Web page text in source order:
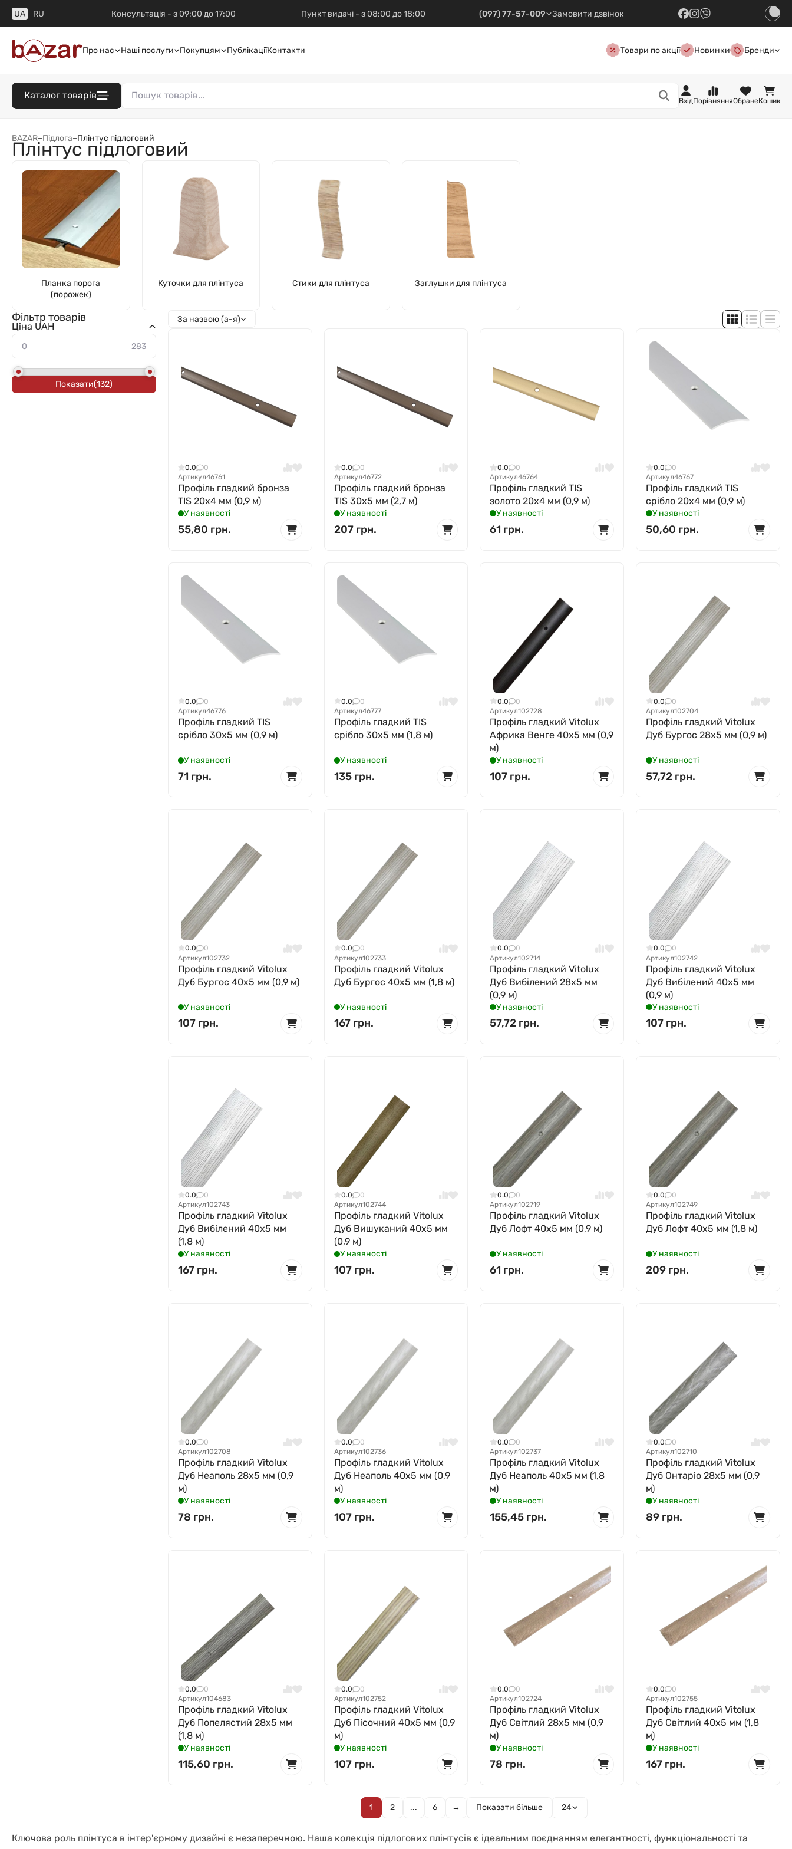
UA RU Консультація - з 09:00 до 17:00 Пункт видачі - з 08:00 до 18:00 (097) 77-57-009 Замовити дзвінок
Про нас Наші послуги Покупцям ПублікаціїКонтакти Товари по акції Новинки Бренди
Каталог товарів
ВхідПорівнянняОбранеКошик
BAZAR–Підлога–Плінтус підлоговий
Плінтус підлоговий
Планка порога
(порожек)
Куточки для плінтуса Стики для плінтуса Заглушки для плінтуса
За назвою (а-я)
0.0
0
Артикул46761
Профіль гладкий бронза
TIS 20x4 мм (0,9 м)
У наявності
55,80 грн.
0.0
0
Артикул46772
Профіль гладкий бронза
TIS 30x5 мм (2,7 м)
У наявності
207 грн.
0.0
0
Артикул46764
Профіль гладкий TIS
золото 20x4 мм (0,9 м)
У наявності
61 грн.
0.0
0
Артикул46767
Профіль гладкий TIS
срібло 20x4 мм (0,9 м)
У наявності
50,60 грн.
0.0
0
Артикул46776
Профіль гладкий TIS
срібло 30x5 мм (0,9 м)
У наявності
71 грн.
0.0
0
Артикул46777
Профіль гладкий TIS
срібло 30x5 мм (1,8 м)
У наявності
135 грн.
0.0
0
Артикул102728
Профіль гладкий Vitolux
Африка Венге 40x5 мм (0,9
м)
У наявності
107 грн.
0.0
0
Артикул102704
Профіль гладкий Vitolux
Дуб Бургос 28x5 мм (0,9 м)
У наявності
57,72 грн.
0.0
0
Артикул102732
Профіль гладкий Vitolux
Дуб Бургос 40x5 мм (0,9 м)
У наявності
107 грн.
0.0
0
Артикул102733
Профіль гладкий Vitolux
Дуб Бургос 40x5 мм (1,8 м)
У наявності
167 грн.
0.0
0
Артикул102714
Профіль гладкий Vitolux
Дуб Вибілений 28x5 мм
(0,9 м)
У наявності
57,72 грн.
0.0
0
Артикул102742
Профіль гладкий Vitolux
Дуб Вибілений 40x5 мм
(0,9 м)
У наявності
107 грн.
0.0
0
Артикул102743
Профіль гладкий Vitolux
Дуб Вибілений 40x5 мм
(1,8 м)
У наявності
167 грн.
0.0
0
Артикул102744
Профіль гладкий Vitolux
Дуб Вишуканий 40x5 мм
(0,9 м)
У наявності
107 грн.
0.0
0
Артикул102719
Профіль гладкий Vitolux
Дуб Лофт 40x5 мм (0,9 м)
У наявності
61 грн.
0.0
0
Артикул102749
Профіль гладкий Vitolux
Дуб Лофт 40x5 мм (1,8 м)
У наявності
209 грн.
0.0
0
Артикул102708
Профіль гладкий Vitolux
Дуб Неаполь 28x5 мм (0,9
м)
У наявності
78 грн.
0.0
0
Артикул102736
Профіль гладкий Vitolux
Дуб Неаполь 40x5 мм (0,9
м)
У наявності
107 грн.
0.0
0
Артикул102737
Профіль гладкий Vitolux
Дуб Неаполь 40x5 мм (1,8
м)
У наявності
155,45 грн.
0.0
0
Артикул102710
Профіль гладкий Vitolux
Дуб Онтаріо 28x5 мм (0,9
м)
У наявності
89 грн.
0.0
0
Артикул104683
Профіль гладкий Vitolux
Дуб Попелястий 28x5 мм
(1,8 м)
У наявності
115,60 грн.
0.0
0
Артикул102752
Профіль гладкий Vitolux
Дуб Пісочний 40x5 мм (0,9
м)
У наявності
107 грн.
0.0
0
Артикул102724
Профіль гладкий Vitolux
Дуб Світлий 28x5 мм (0,9
м)
У наявності
78 грн.
0.0
0
Артикул102755
Профіль гладкий Vitolux
Дуб Світлий 40x5 мм (1,8
м)
У наявності
167 грн.
1 2 ... 6 → Показати більше 24
Фільтр товарів
Ціна UAH
Показати(132)
Ключова роль плінтуса в інтер'єрному дизайні є незаперечною. Наша колекція підлогових плінтусів є ідеальним поєднанням елегантності, функціональності та